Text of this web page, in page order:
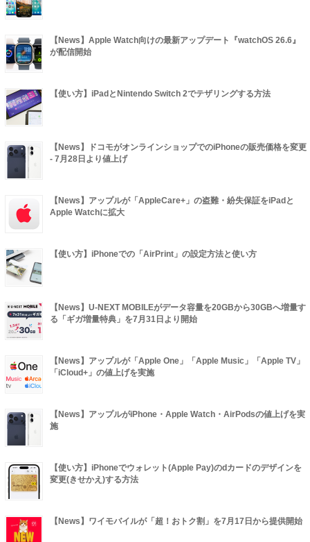
【News】Apple Watch向けの最新アップデート『watchOS 26.6』
が配信開始
【使い方】iPadとNintendo Switch 2でテザリングする方法
【News】ドコモがオンラインショップでのiPhoneの販売価格を変更
- 7月28日より値上げ
【News】アップルが「AppleCare+」の盗難・紛失保証をiPadと
Apple Watchに拡大
【使い方】iPhoneでの「AirPrint」の設定方法と使い方
【News】U-NEXT MOBILEがデータ容量を20GBから30GBへ増量す
る「ギガ増量特典」を7月31日より開始
【News】アップルが「Apple One」「Apple Music」「Apple TV」
「iCloud+」の値上げを実施
【News】アップルがiPhone・Apple Watch・AirPodsの値上げを実
施
【使い方】iPhoneでウォレット(Apple Pay)のdカードのデザインを
変更(きせかえ)する方法
【News】ワイモバイルが「超！おトク割」を7月17日から提供開始